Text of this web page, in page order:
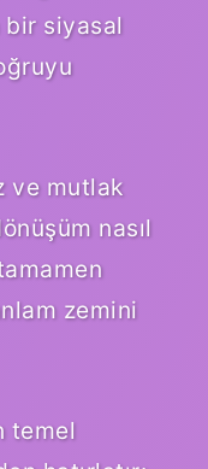
bir siyasal
ve mutlak
nasıl
zemini
temel